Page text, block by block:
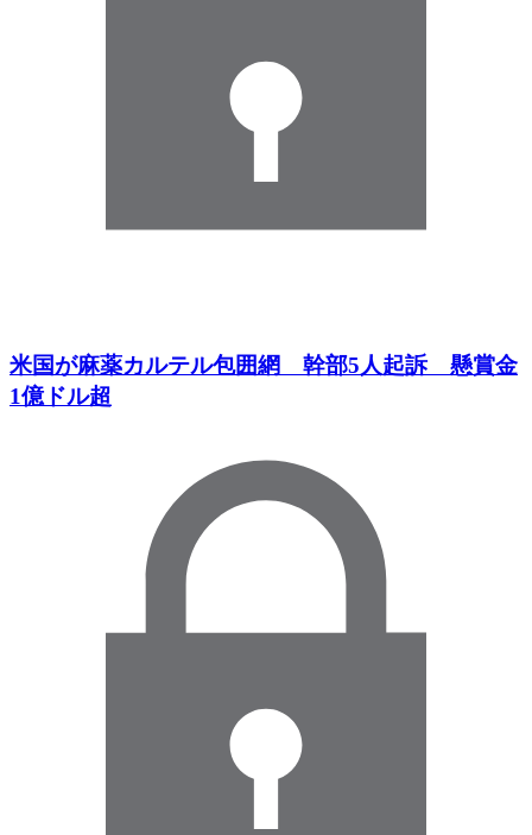
米国が麻薬カルテル包囲網 幹部5人起訴 懸賞金
1億ドル超